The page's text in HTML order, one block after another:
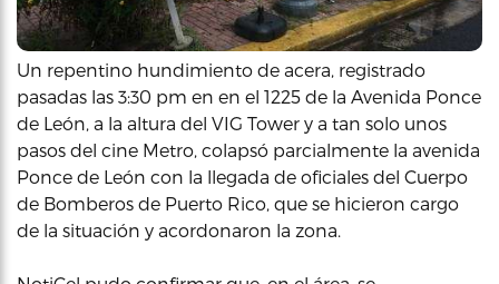
Un repentino hundimiento de acera, registrado
pasadas las 3:30 pm en en el 1225 de la Avenida Ponce
de León, a la altura del VIG Tower y a tan solo unos
pasos del cine Metro, colapsó parcialmente la avenida
Ponce de León con la llegada de oficiales del Cuerpo
de Bomberos de Puerto Rico, que se hicieron cargo
de la situación y acordonaron la zona.